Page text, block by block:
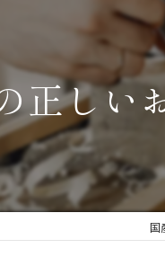
正しい
国